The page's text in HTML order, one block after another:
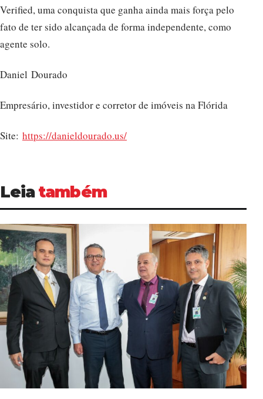
Verified, uma conquista que ganha ainda mais força pelo
fato de ter sido alcançada de forma independente, como
agente solo.
Daniel Dourado
Empresário, investidor e corretor de imóveis na Flórida
Site: https://danieldourado.us/
Leiatambém